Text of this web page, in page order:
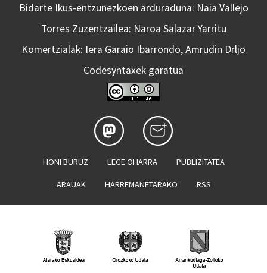
Bidarte Ikus-entzunezkoen arduraduna: Naia Vallejo
Torres Zuzentzailea: Naroa Salazar Yarritu
Komertzialak: Iera Garaio Ibarrondo, Amrudin Drljo
Codesyntaxek garatua
HONI BURUZ LEGE OHARRA PUBLIZITATEA
ARAUAK HARREMANETARAKO RSS